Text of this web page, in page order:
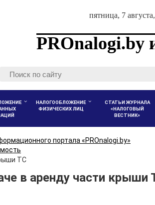
пятница, 7
PROnalogi.by
НАЛОГООБЛОЖЕНИЕ
ФИЗИЧЕСКИХ ЛИЦ
СТАТЬИ ЖУРНАЛА
«НАЛОГОВЫЙ
ВЕСТНИК»
портала «PROnalogi.by»
ТС
в аренду части крыши